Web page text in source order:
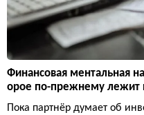
Финансовая ментальная
орое по-прежнему лежит
Пока партнёр думает об